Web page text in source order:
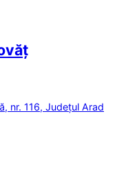
nr. 116, Județul Arad